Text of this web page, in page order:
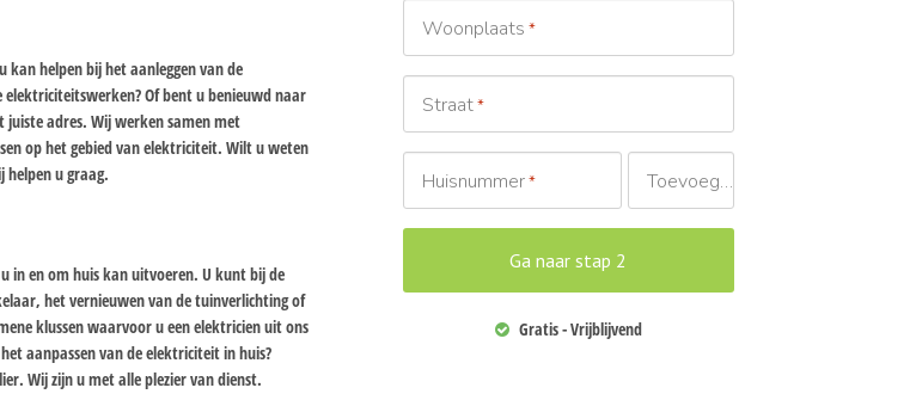
kan helpen bij het aanleggen van de
Of bent u benieuwd naar
juiste adres. Wij werken samen met
op het gebied van elektriciteit. Wilt u weten
helpen u graag.
in en om huis kan uitvoeren. U kunt bij de
het vernieuwen van de tuinverlichting of
klussen waarvoor u een elektricien uit ons
aanpassen van de elektriciteit in huis?
Wij zijn u met alle plezier van dienst.
Woonplaats *
Straat*
Huisnummer* Toevoeging
Gratis - Vrijblijvend